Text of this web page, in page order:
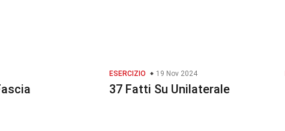
ESERCIZIO 19 Nov 2024
37 Fatti Su Unilaterale